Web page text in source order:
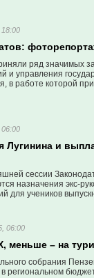
ряд значимых
и управления
в работе которой
Лугинина и
сессии
назначения экс-
для учеников
06:00
– на
собрания
региональном